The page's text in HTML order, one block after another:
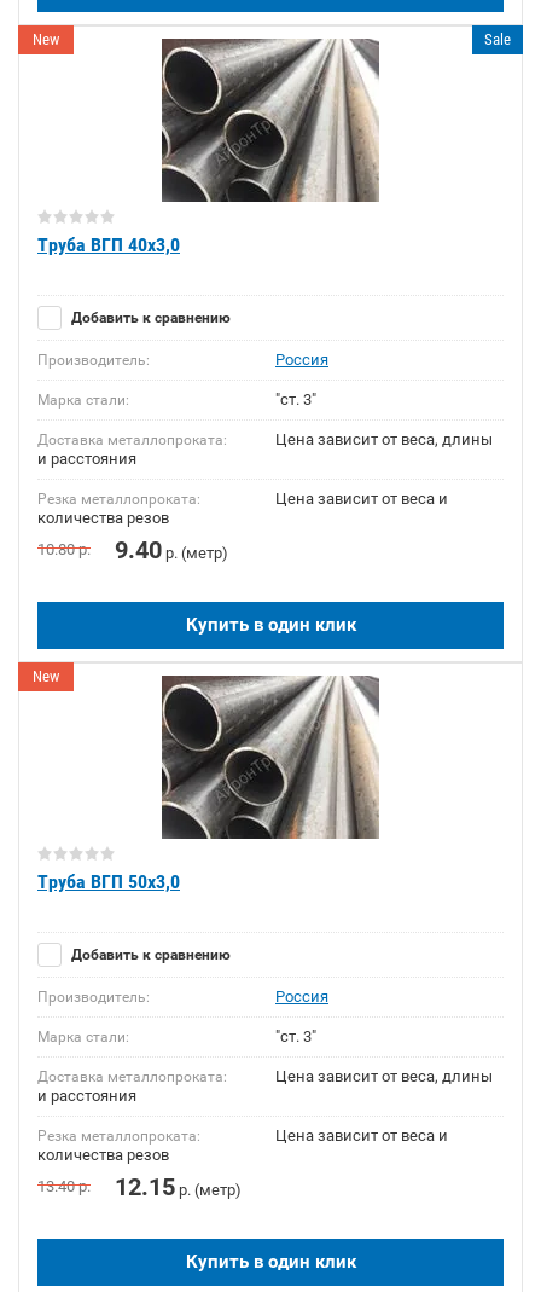
New Sale
Труба ВГП 40х3,0
Добавить к сравнению
Производитель: Россия
Марка стали: "ст. 3"
Доставка металлопроката:
Цена зависит от веса, длины
и расстояния
Резка металлопроката:
Цена зависит от веса и
количества резов
10.80р. 9.40 р. (метр)
Купить в один клик
New
Труба ВГП 50х3,0
Добавить к сравнению
Производитель: Россия
Марка стали: "ст. 3"
Доставка металлопроката:
Цена зависит от веса, длины
и расстояния
Резка металлопроката:
Цена зависит от веса и
количества резов
13.40р. 12.15 р. (метр)
Купить в один клик